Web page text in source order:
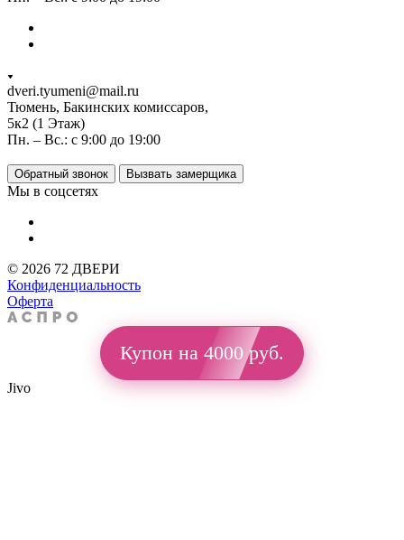
dveri.tyumeni@mail.ru
Тюмень, Бакинских комиссаров,
5к2 (1 Этаж)
Пн. – Вс.: с 9:00 до 19:00
Обратный звонок Вызвать замерщика
Мы в соцсетях
© 2026 72 ДВЕРИ
Конфиденциальность
Оферта
Купон на 4000 руб.
Jivo